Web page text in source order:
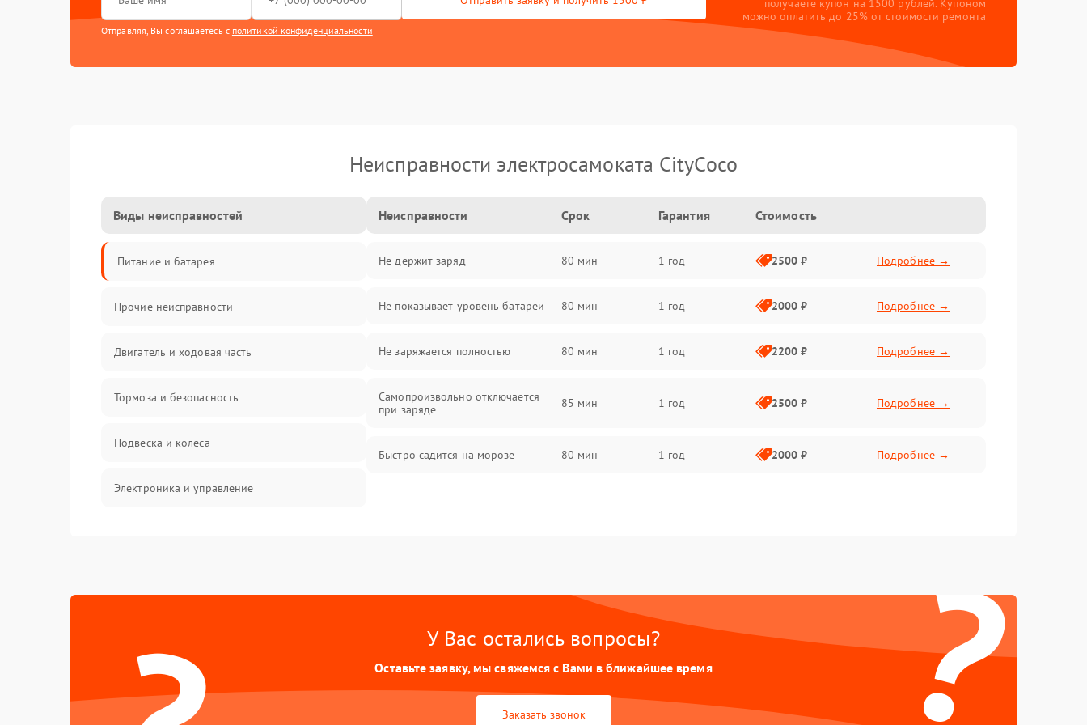
Отправляя, Вы соглашаетесь с политикой конфиденциальности
получаете купон на 1500 рублей. Купоном
можно оплатить до 25% от стоимости ремонта
Неисправности электросамоката CityCoco
Виды неисправностей
Питание и батарея
Прочие неисправности
Двигатель и ходовая часть
Тормоза и безопасность
Подвеска и колеса
Электроника и управление
Батарея
Механические повреждения
Неисправности Срок Гарантия Стоимость
Не держит заряд 80 мин 1 год 2500 ₽ Подробнее →
Не показывает уровень батареи 80 мин 1 год 2000 ₽ Подробнее →
Не заряжается полностью 80 мин 1 год 2200 ₽ Подробнее →
Самопроизвольно отключается
при заряде
85 мин 1 год 2500 ₽ Подробнее →
Быстро садится на морозе 80 мин 1 год 2000 ₽ Подробнее →
?
У Вас остались вопросы?
Оставьте заявку, мы свяжемся с Вами в ближайшее время
Заказать звонок